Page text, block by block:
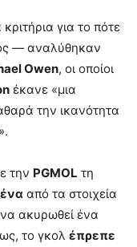
για το πότε
— αναλύθηκαν
Owen, οι οποίοι
έκανε «μια
την ικανότητα
την PGMOL τη
από τα στοιχεία
ακυρωθεί ένα
το γκολ έπρεπε